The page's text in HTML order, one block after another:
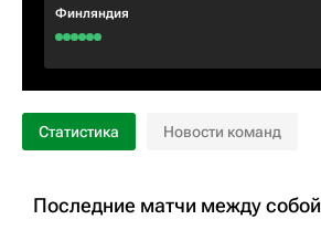
Финляндия
Статистика Новости команд
Последние матчи между собой